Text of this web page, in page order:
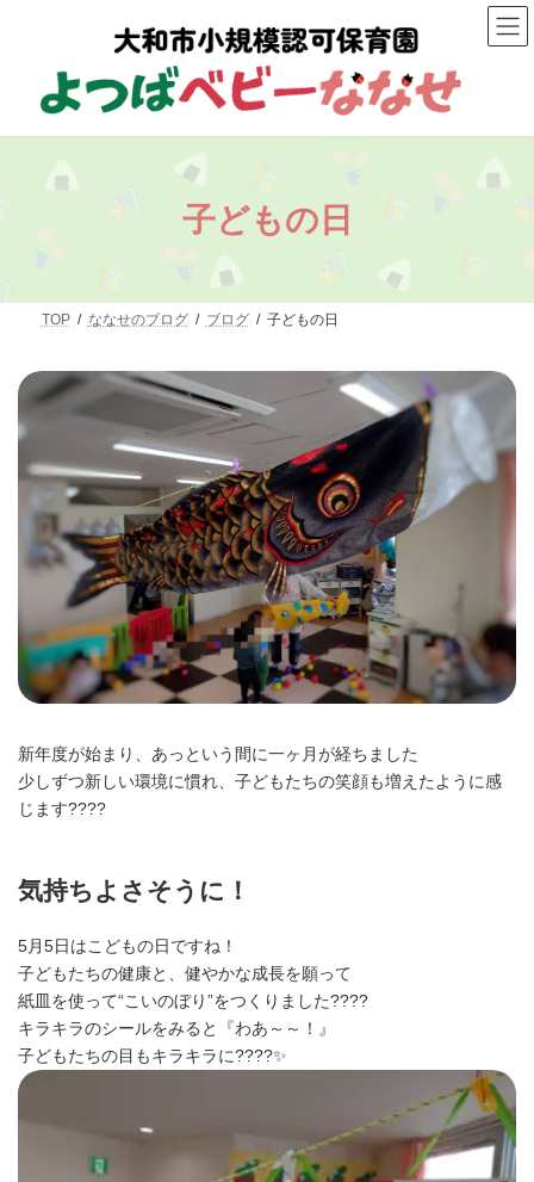
ス
ン
子どもの日
TOP ななせのブログ ブログ 子どもの日
新年度が始まり、あっという間に一ヶ月が経ちました
少しずつ新しい環境に慣れ、子どもたちの笑顔も増えたように感
じます????
気持ちよさそうに！
5月5日はこどもの日ですね！
子どもたちの健康と、健やかな成長を願って
紙皿を使って“こいのぼり”をつくりました????
キラキラのシールをみると『わあ～～！』
子どもたちの目もキラキラに????✨